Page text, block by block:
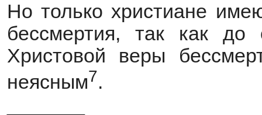
Но только христиане
бессмертия, так как до
Христовой веры
неясным7.